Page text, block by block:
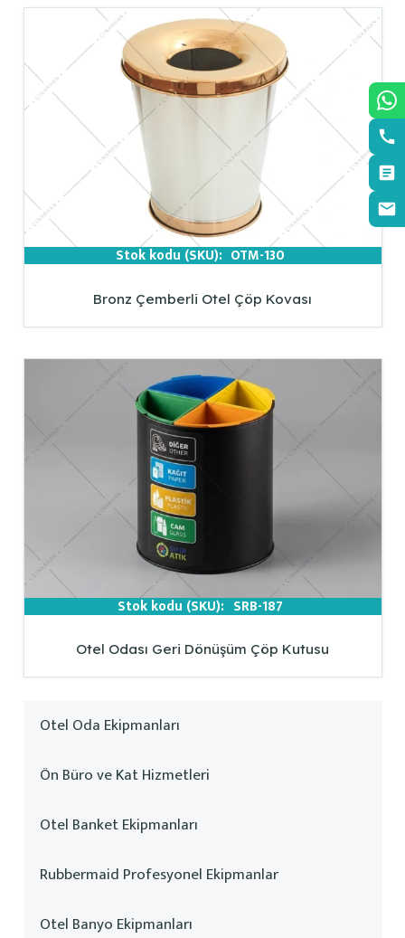
Stok kodu (SKU): OTM-130
Bronz Çemberli Otel Çöp Kovası
Stok kodu (SKU): SRB-187
Otel Odası Geri Dönüşüm Çöp Kutusu
Otel Oda Ekipmanları
Ön Büro ve Kat Hizmetleri
Otel Banket Ekipmanları
Rubbermaid Profesyonel Ekipmanlar
Otel Banyo Ekipmanları